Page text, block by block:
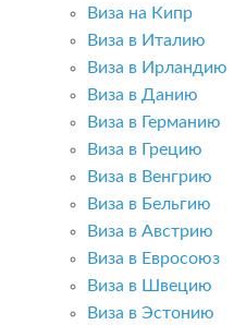
Виза на Кипр
Виза в Италию
Виза в Ирландию
Виза в Данию
Виза в Германию
Виза в Грецию
Виза в Венгрию
Виза в Бельгию
Виза в Австрию
Виза в Евросоюз
Виза в Швецию
Виза в Эстонию